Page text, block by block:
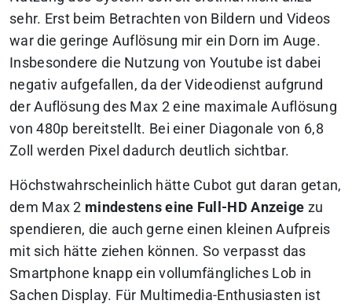
sehr. Erst beim Betrachten von Bildern und Videos
war die geringe Auflösung mir ein Dorn im Auge.
Insbesondere die Nutzung von Youtube ist dabei
negativ aufgefallen, da der Videodienst aufgrund
der Auflösung des Max 2 eine maximale Auflösung
von 480p bereitstellt. Bei einer Diagonale von 6,8
Zoll werden Pixel dadurch deutlich sichtbar.
Höchstwahrscheinlich hätte Cubot gut daran getan,
dem Max 2 mindestens eine Full-HD Anzeige zu
spendieren, die auch gerne einen kleinen Aufpreis
mit sich hätte ziehen können. So verpasst das
Smartphone knapp ein vollumfängliches Lob in
Sachen Display. Für Multimedia-Enthusiasten ist